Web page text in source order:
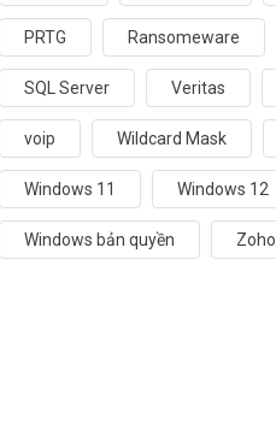
PRTG Ransomeware
SQL Server Veritas
voip Wildcard Mask
Windows 11 Windows 12
Windows bản quyền Zoho